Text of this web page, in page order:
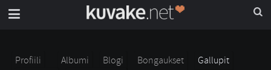
Profiili Albumi Blogi Bongaukset
Gallupit